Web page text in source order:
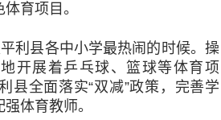
育项目。
利县各中小学最热闹的时候。操
开展着乒乓球、篮球等体育项
县全面落实“双减”政策，完善学
体育教师。